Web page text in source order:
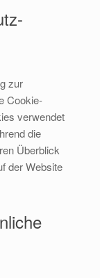
zur
Cookie-
verwendet
die
Überblick
der Website